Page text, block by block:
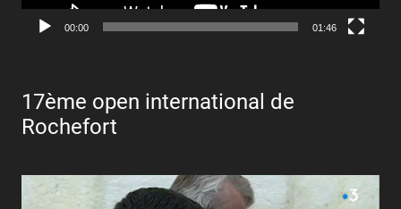
00:00 01:46
17ème open international de
Rochefort
Lecteur
vidéo